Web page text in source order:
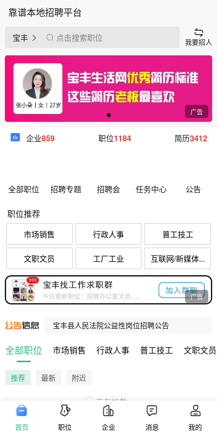
靠谱本地招聘平台
宝丰 点击搜索职位 我要招人
广告
企业859 职位1184 简历3412
全部职位 招聘专题 招聘会 任务中心 公告
职位推荐
市场销售 行政人事 普工技工
文职文员 工厂工业 互联网/新媒体...
广告
河南招聘乡村振兴村级协理员10000人，宝丰招聘80人！
宝丰县人民法院公益性岗位招聘公告
全部职位 市场销售 行政人事 普工技工 文职文员
推荐 最新 附近
正在加载...
版权信息 隐私政策 用户协议 营业执照
首页 职位 企业 消息 我的